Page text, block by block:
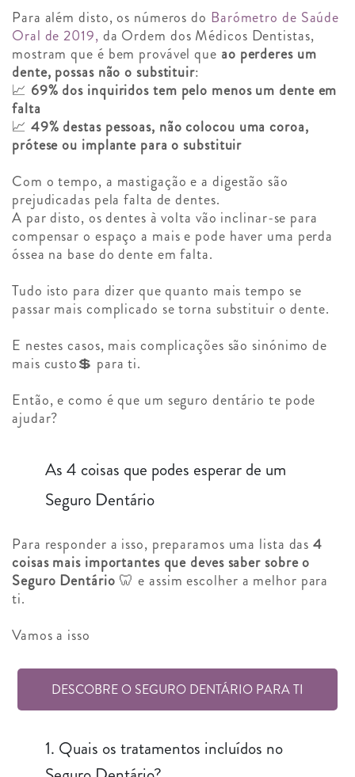
Para além disto, os números do Barómetro de Saúde
Oral de 2019, da Ordem dos Médicos Dentistas,
mostram que é bem provável que ao perderes um
dente, possas não o substituir:
📈 69% dos inquiridos tem pelo menos um dente em
falta
📈 49% destas pessoas, não colocou uma coroa,
prótese ou implante para o substituir
Com o tempo, a mastigação e a digestão são
prejudicadas pela falta de dentes.
A par disto, os dentes à volta vão inclinar-se para
compensar o espaço a mais e pode haver uma perda
óssea na base do dente em falta.
Tudo isto para dizer que quanto mais tempo se
passar mais complicado se torna substituir o dente.
E nestes casos, mais complicações são sinónimo de
mais custo💲 para ti.
Então, e como é que um seguro dentário te pode
ajudar?
As 4 coisas que podes esperar de um
Seguro Dentário
Para responder a isso, preparamos uma lista das4
coisas mais importantes que deves saber sobre o
Seguro Dentário 🦷 e assim escolher a melhor para
ti.
Vamos a isso
DESCOBRE O SEGURO DENTÁRIO PARA TI
1. Quais os tratamentos incluídos no